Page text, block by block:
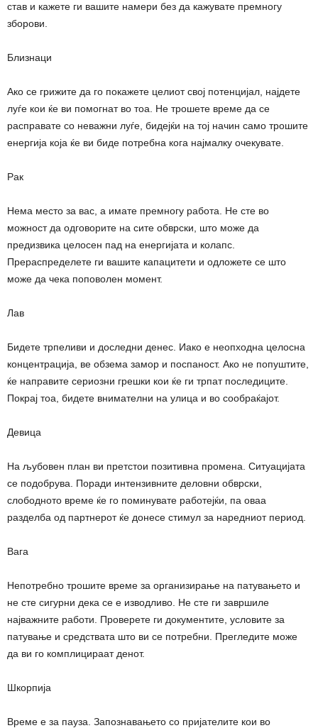
став и кажете ги вашите намери без да кажувате премногу
зборови.
Близнаци
Ако се грижите да го покажете целиот свој потенцијал, најдете
луѓе кои ќе ви помогнат во тоа. Не трошете време да се
расправате со неважни луѓе, бидејќи на тој начин само трошите
енергија која ќе ви биде потребна кога најмалку очекувате.
Рак
Нема место за вас, а имате премногу работа. Не сте во
можност да одговорите на сите обврски, што може да
предизвика целосен пад на енергијата и колапс.
Прераспределете ги вашите капацитети и одложете се што
може да чека поповолен момент.
Лав
Бидете трпеливи и доследни денес. Иако е неопходна целосна
концентрација, ве обзема замор и поспаност. Ако не попуштите,
ќе направите сериозни грешки кои ќе ги трпат последиците.
Покрај тоа, бидете внимателни на улица и во сообраќајот.
Девица
На љубовен план ви претстои позитивна промена. Ситуацијата
се подобрува. Поради интензивните деловни обврски,
слободното време ќе го поминувате работејќи, па оваа
разделба од партнерот ќе донесе стимул за наредниот период.
Вага
Непотребно трошите време за организирање на патувањето и
не сте сигурни дека се е изводливо. Не сте ги завршиле
најважните работи. Проверете ги документите, условите за
патување и средствата што ви се потребни. Прегледите може
да ви го комплицираат денот.
Шкорпија
Време е за пауза. Запознавањето со пријателите кои во